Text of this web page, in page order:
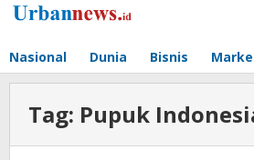
Lewati
Nasional Dunia Bisnis
Tag: Pupuk